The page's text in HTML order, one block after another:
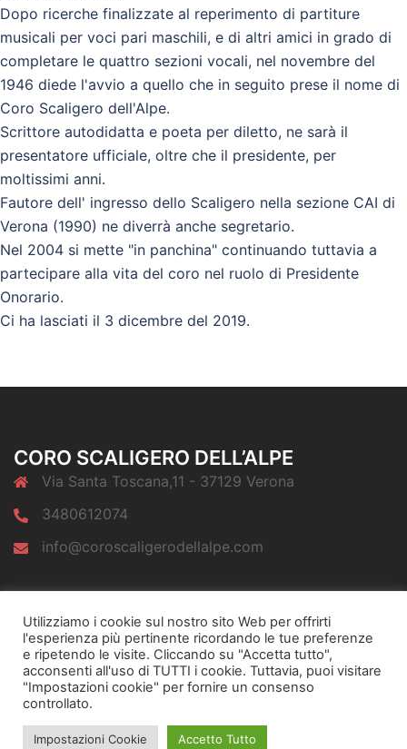
Dopo ricerche finalizzate al reperimento di partiture
musicali per voci pari maschili, e di altri amici in grado di
completare le quattro sezioni vocali, nel novembre del
1946 diede l'avvio a quello che in seguito prese il nome di
Coro Scaligero dell'Alpe.
Scrittore autodidatta e poeta per diletto, ne sarà il
presentatore ufficiale, oltre che il presidente, per
moltissimi anni.
Fautore dell' ingresso dello Scaligero nella sezione CAI di
Verona (1990) ne diverrà anche segretario.
Nel 2004 si mette "in panchina" continuando tuttavia a
partecipare alla vita del coro nel ruolo di Presidente
Onorario.
Ci ha lasciati il 3 dicembre del 2019.
CORO SCALIGERO DELL’ALPE
Via Santa Toscana,11 - 37129 Verona
3480612074
info@coroscaligerodellalpe.com
menu
menu
menu
© 2026 Coro Scaligero dell'Alpe. Proudly powered by
Utilizziamo i cookie sul nostro sito Web per offrirti
l'esperienza più pertinente ricordando le tue preferenze
e ripetendo le visite. Cliccando su "Accetta tutto",
acconsenti all'uso di TUTTI i cookie. Tuttavia, puoi visitare
"Impostazioni cookie" per fornire un consenso
controllato.
Impostazioni Cookie Accetto Tutto